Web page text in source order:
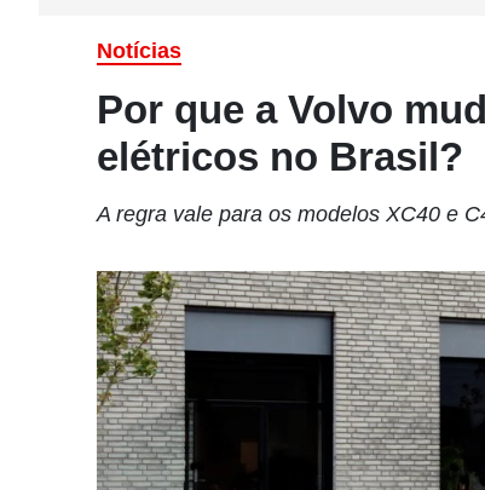
Notícias
Por que a Volvo
elétricos no Brasil?
A regra vale para os modelos XC40 e